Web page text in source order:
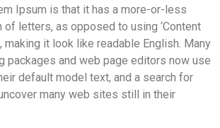
Ipsum is that it has a more-or-less
letters, as opposed to using ‘Content
making it look like readable English. Many
packages and web page editors now use
default model text, and a search for
many web sites still in their